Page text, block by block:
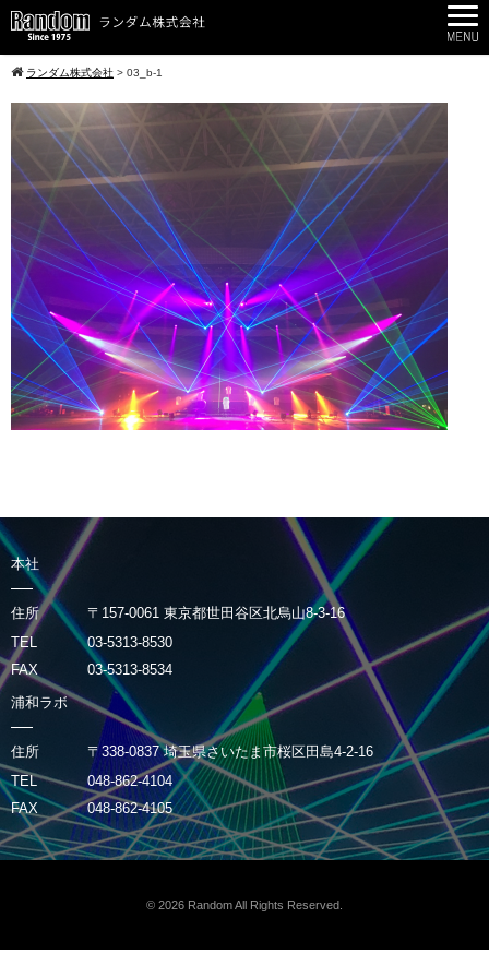
ランダム株式会社 > 03_b-1
本社
住所
〒157-0061 東京都世田谷区北烏山8-3-16
TEL
03-5313-8530
FAX
03-5313-8534
浦和ラボ
住所
〒338-0837 埼玉県さいたま市桜区田島4-2-16
TEL
048-862-4104
FAX
048-862-4105
© 2026 RandomAll Rights Reserved.